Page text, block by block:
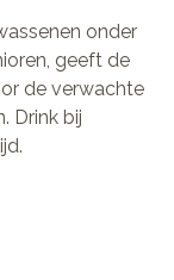
onder
geeft de
de verwachte
Drink bij